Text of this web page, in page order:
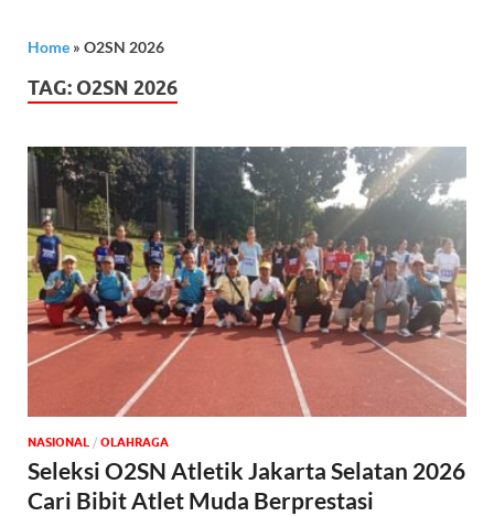
Home » O2SN 2026
TAG: O2SN 2026
NASIONAL / OLAHRAGA
Seleksi O2SN Atletik Jakarta Selatan 2026
Cari Bibit Atlet Muda Berprestasi